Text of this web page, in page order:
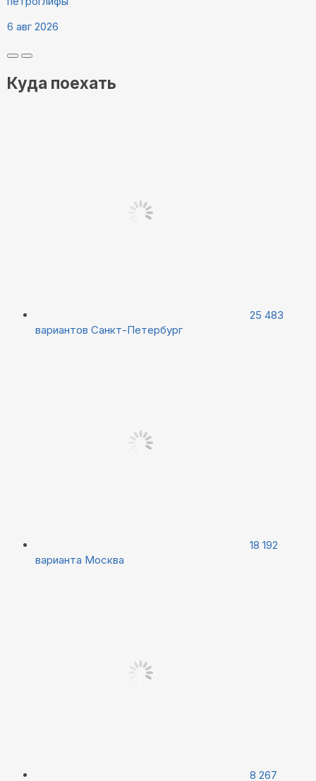
6 авг 2026
Куда поехать
25 483
вариантов Санкт-Петербург
18 192
варианта Москва
8 267